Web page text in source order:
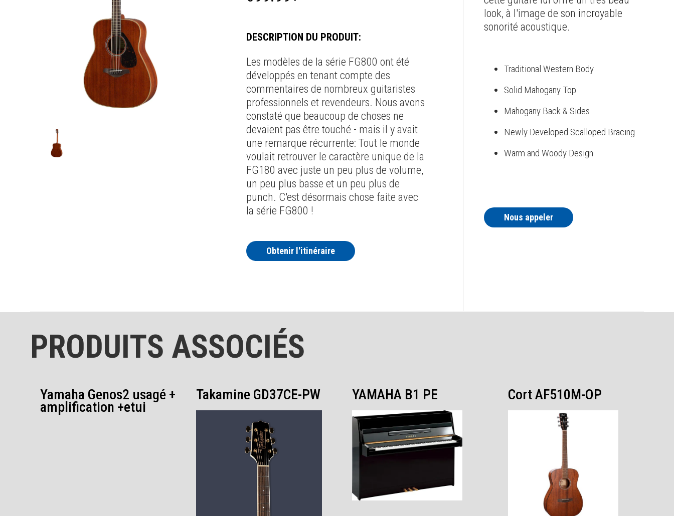
DESCRIPTION DU PRODUIT:
Les modèles de la série FG800 ont été
développés en tenant compte des
commentaires de nombreux guitaristes
professionnels et revendeurs. Nous avons
constaté que beaucoup de choses ne
devaient pas être touché - mais il y avait
une remarque récurrente: Tout le monde
voulait retrouver le caractère unique de la
FG180 avec juste un peu plus de volume,
un peu plus basse et un peu plus de
punch. C'est désormais chose faite avec
la série FG800 !
Obtenir l'itinéraire
look, à l'image de son incroyable
sonorité acoustique.
Traditional Western Body
Solid Mahogany Top
Mahogany Back & Sides
Newly Developed Scalloped Bracing
Warm and Woody Design
Nous appeler
PRODUITS ASSOCIÉS
Yamaha Genos2 usagé +
amplification +etui
Takamine GD37CE-PW YAMAHA B1 PE Cort AF510M-OP